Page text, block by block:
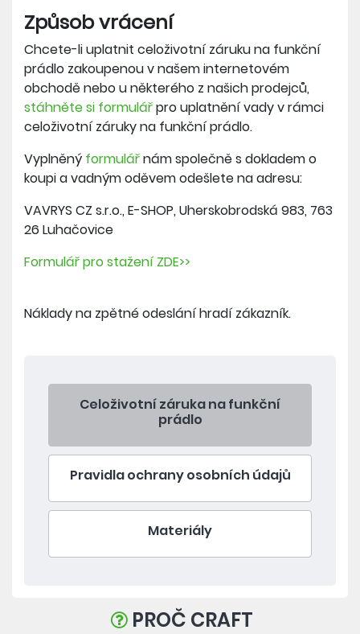
Celoživotní záruka na funkční
prádlo
Pravidla ochrany osobních údajů
Materiály
Způsob vrácení
Chcete-li uplatnit celoživotní záruku na funkční
prádlo zakoupenou v našem internetovém
obchodě nebo u některého z našich prodejců,
stáhněte si formulářpro uplatnění vady v rámci
celoživotní záruky na funkční prádlo.
Vyplněný formulářnám společně s dokladem o
koupi a vadným oděvem odešlete na adresu:
VAVRYS CZ s.r.o., E-SHOP, Uherskobrodská 983, 763
26 Luhačovice
Formulář pro stažení ZDE>>
Náklady na zpětné odeslání hradí zákazník.
PROČ CRAFT